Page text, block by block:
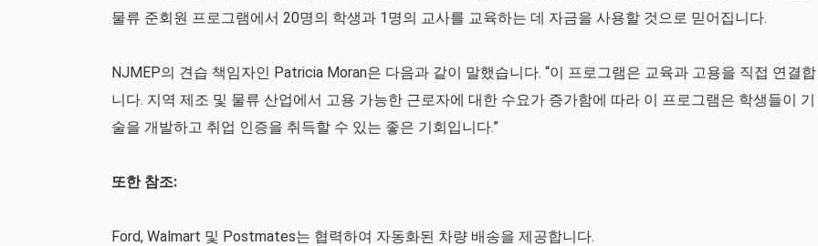
물류 준회원 프로그램에서 20명의 학생과 1명의 교사를 교육하는 데 자금을 사용할 것으로 믿어집니다.
NJMEP의 견습 책임자인 Patricia Moran은 다음과 같이 말했습니다. “이 프로그램은 교육과 고용을 직접 연결합
니다. 지역 제조 및 물류 산업에서 고용 가능한 근로자에 ​​대한 수요가 증가함에 따라 이 프로그램은 학생들이 기
술을 개발하고 취업 인증을 취득할 수 있는 좋은 기회입니다.”
또한 참조:
Ford, Walmart 및 Postmates는 협력하여 자동화된 차량 배송을 제공합니다.